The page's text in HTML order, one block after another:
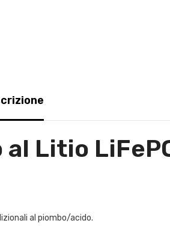
Litio
al piombo/acido.